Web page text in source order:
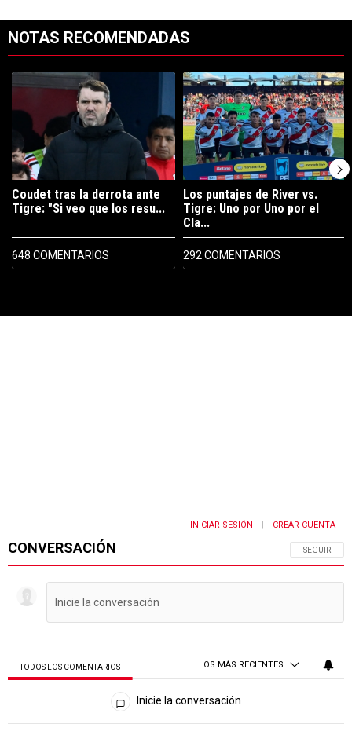
NOTAS RECOMENDADAS
Un artículo de tendencia con el título "Coudet tras la derrota ante
Coudet tras la derrota ante
Tigre: "Si veo que los resu...
648 COMENTARIOS
Un artículo de tendencia con el
Los puntajes de River vs.
Tigre: Uno por Uno por el
Cla...
292 COMENTARIOS
CONVERSACIÓN SIGA ESTA
SEGUIR
INICIAR SESIÓN CREAR CUENTA
TODOS LOS COMENTARIOS LOS MÁS RECIENTES
Todos los comentarios
Inicie la conversación